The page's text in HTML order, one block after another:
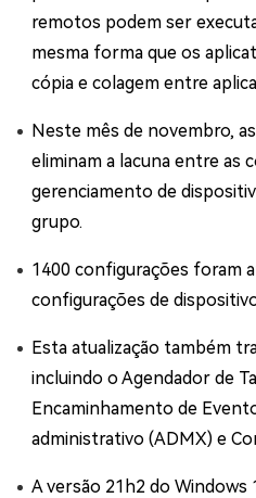
remotos podem ser
mesma forma que os
cópia e colagem entre
Neste mês de novembro,
eliminam a lacuna entre as
gerenciamento de
grupo.
1400 configurações foram
configurações de
Esta atualização também
incluindo o Agendador de
Encaminhamento de
administrativo (ADMX) e
A versão 21h2 do Windows